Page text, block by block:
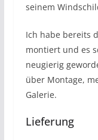
seinem
Ich habe bereits
montiert und es
neugierig
über Montage,
Galerie.
Lieferung